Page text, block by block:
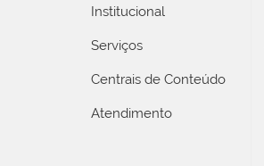
Institucional
Serviços
Centrais de Conteúdo
Atendimento